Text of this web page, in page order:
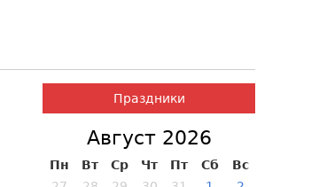
Праздники
Август 2026
Пн Вт Ср Чт Пт Сб
Вс